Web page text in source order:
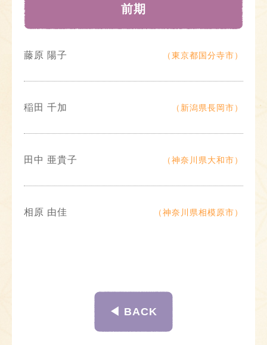
前期
藤原 陽子 （東京都国分寺市）
稲田 千加 （新潟県長岡市）
田中 亜貴子 （神奈川県大和市）
相原 由佳 （神奈川県相模原市）
◀︎ BACK